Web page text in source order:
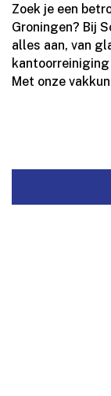
Zoek je een
Groningen? Bij
alles aan, van
Met onze